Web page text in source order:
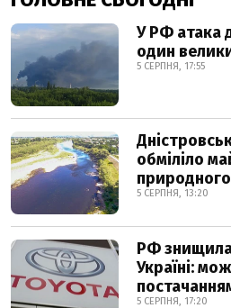
У РФ атака
один
5 СЕРПНЯ, 17:55
обміліло
5 СЕРПНЯ, 13:20
РФ
Україні:
5 СЕРПНЯ, 17:20